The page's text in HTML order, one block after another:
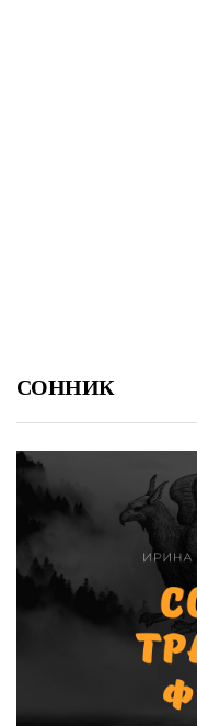
СОННИК